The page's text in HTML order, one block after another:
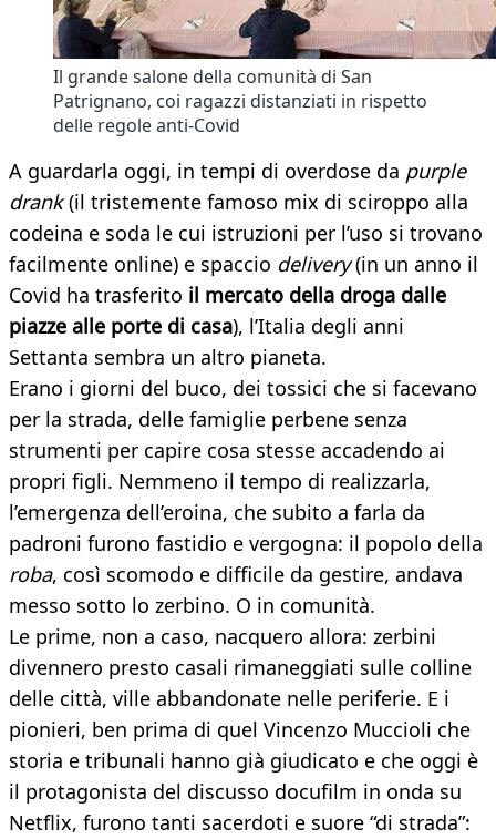
Il grande salone della comunità di San
Patrignano, coi ragazzi distanziati in rispetto
delle regole anti-Covid
A guardarla oggi, in tempi di overdose da purple
drank(il tristemente famoso mix di sciroppo alla
codeina e soda le cui istruzioni per l’uso si trovano
facilmente online) e spaccio delivery(in un anno il
Covid ha trasferito il mercato della droga dalle
piazze alle porte di casa), l’Italia degli anni
Settanta sembra un altro pianeta.
Erano i giorni del buco, dei tossici che si facevano
per la strada, delle famiglie perbene senza
strumenti per capire cosa stesse accadendo ai
propri figli. Nemmeno il tempo di realizzarla,
l’emergenza dell’eroina, che subito a farla da
padroni furono fastidio e vergogna: il popolo della
roba, così scomodo e difficile da gestire, andava
messo sotto lo zerbino. O in comunità.
Le prime, non a caso, nacquero allora: zerbini
divennero presto casali rimaneggiati sulle colline
delle città, ville abbandonate nelle periferie. E i
pionieri, ben prima di quel Vincenzo Muccioli che
storia e tribunali hanno già giudicato e che oggi è
il protagonista del discusso docufilm in onda su
Netflix, furono tanti sacerdoti e suore “di strada”: